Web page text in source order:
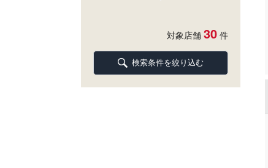
対象店舗 30 件
検索条件を絞り込む